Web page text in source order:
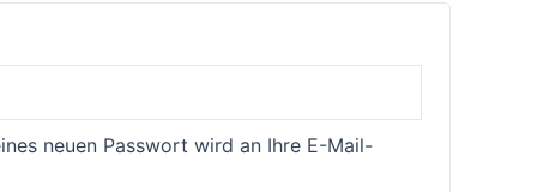
neuen Passwort wird an Ihre E-Mail-